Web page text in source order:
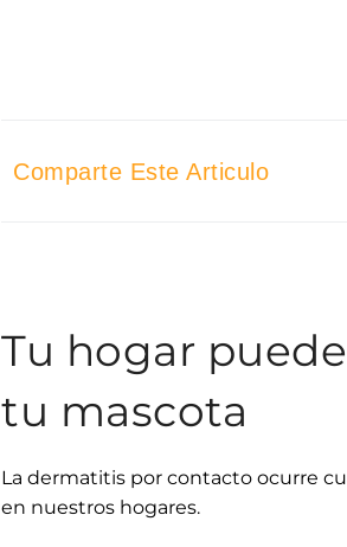
Comparte Este Articulo
Tu hogar
tu mascota
La dermatitis por contacto ocurre
en nuestros hogares.